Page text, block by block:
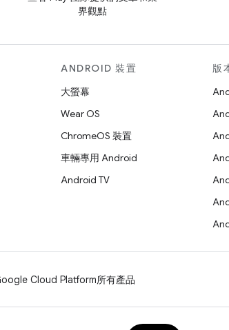
界觀點
ANDROID 裝置
大螢幕
Wear OS
ChromeOS 裝置
車輛專用 Android
Android TV
版
Cloud Platform所有產品